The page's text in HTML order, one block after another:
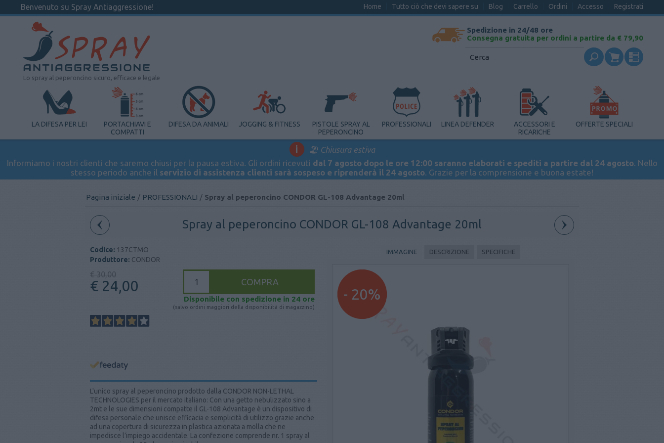
Benvenuto su Spray Antiaggressione! Accesso Registrati
Home Tutto ciò che devi sapere su Blog Carrello Ordini
Lo spray al peperoncino sicuro, efficace e legale
Spedizione in 24/48 ore
Consegna gratuita per ordini a partire da € 79,90
LA DIFESA PER LEI
PORTACHIAVI E
COMPATTI
DIFESA DA ANIMALI JOGGING & FITNESS
PISTOLE SPRAY AL
PEPERONCINO
PROFESSIONALI LINEA DEFENDER
ACCESSORI E
RICARICHE
OFFERTE SPECIALI
i
🏖️ Chiusura estiva
Informiamo i nostri clienti che saremo chiusi per la pausa estiva. Gli ordini ricevuti dal 7 agosto dopo le ore 12:00 saranno elaborati e spediti a partire dal 24 agosto. Nello
stesso periodo anche il servizio di assistenza clienti sarà sospeso e riprenderà il 24 agosto. Grazie per la comprensione e buona estate!
Pagina iniziale / PROFESSIONALI / Spray al peperoncino CONDOR GL-108 Advantage 20ml
Spray al peperoncino CONDOR GL-108 Advantage 20ml
IMMAGINE DESCRIZIONE SPECIFICHE
- 20%
Codice: 137CTMO
Produttore: CONDOR
€ 30,00
€ 24,00
Disponibile con spedizione in 24 ore
(salvo ordini maggiori della disponibilità di magazzino)
L'unico spray al peperoncino prodotto dalla CONDOR NON-LETHAL
TECHNOLOGIES per il mercato italiano: Con una getto nebulizzato sino a
2mt e le sue dimensioni compatte il GL-108 Advantage è un dispositivo di
difesa personale che unisce efficacia e semplicità di utilizzo grazie anche
ad una copertura di sicurezza in plastica azionata a molla che ne
impedisce l’impiego accidentale. La confezione comprende nr. 1 spray al